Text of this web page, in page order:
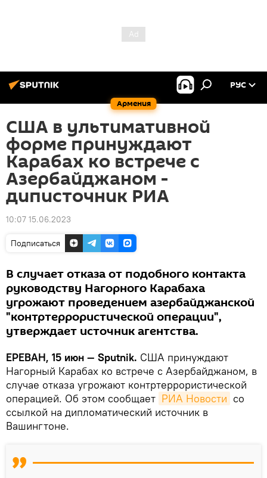
Армения
РУС
США в ультимативной
форме принуждают
Карабах ко встрече с
Азербайджаном -
диписточник РИА
10:07 15.06.2023
Подписаться
В случает отказа от подобного контакта
руководству Нагорного Карабаха
угрожают проведением азербайджанской
"контртеррористической операции",
утверждает источник агентства.
ЕРЕВАН, 15 июн — Sputnik. США принуждают
Нагорный Карабах ко встрече с Азербайджаном, в
случае отказа угрожают контртеррористической
операцией. Об этом сообщает РИА Новости со
ссылкой на дипломатический источник в
Вашингтоне.